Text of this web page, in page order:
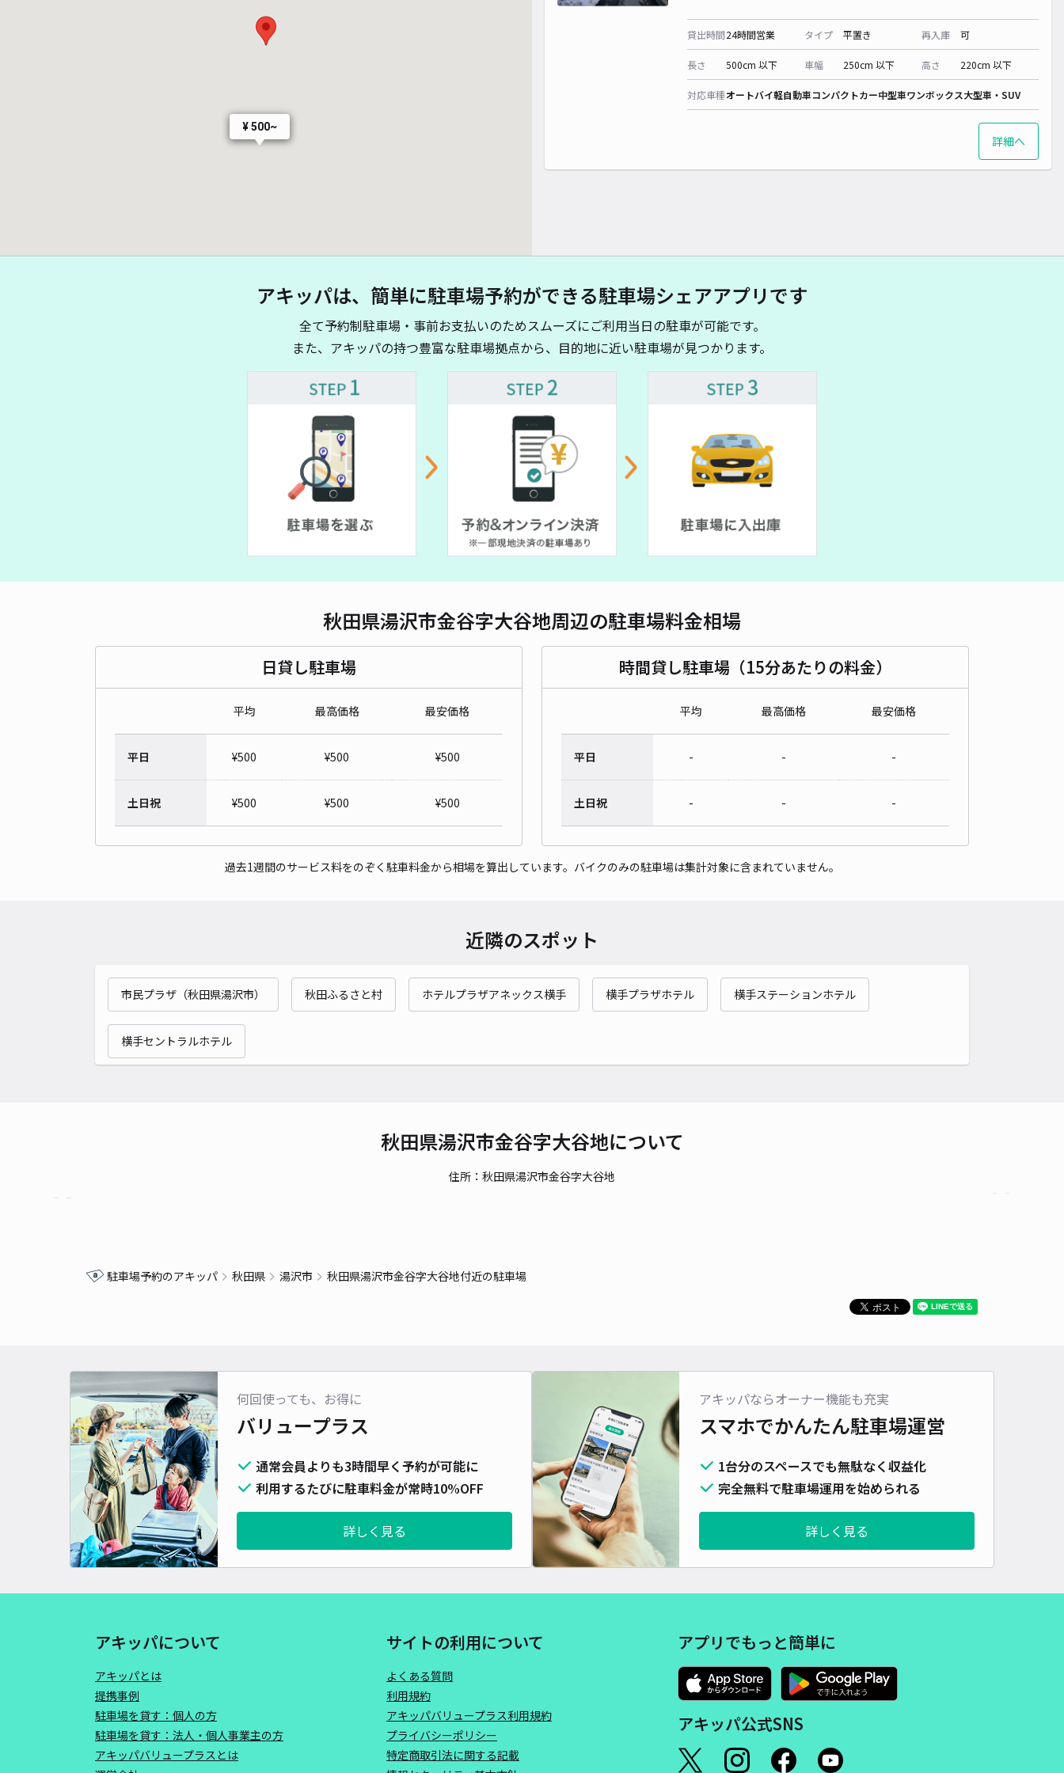
¥ 500~
貸出時間24時間営業 タイプ 平置き 再入庫 可
長さ 500cm 以下 車幅 250cm 以下 高さ 220cm 以下
対応車種オートバイ軽自動車コンパクトカー中型車ワンボックス大型車・SUV
詳細へ
アキッパは、簡単に駐車場予約ができる駐車場シェアアプリです
全て予約制駐車場・事前お支払いのためスムーズにご利用当日の駐車が可能です。
また、アキッパの持つ豊富な駐車場拠点から、目的地に近い駐車場が見つかります。
秋田県湯沢市金谷字大谷地周辺の駐車場料金相場
日貸し駐車場
平均 最高価格 最安価格
平日 ¥500 ¥500 ¥500
土日祝 ¥500 ¥500 ¥500
時間貸し駐車場（15分あたりの料金）
平均 最高価格 最安価格
平日 - - -
土日祝 - - -
過去1週間のサービス料をのぞく駐車料金から相場を算出しています。バイクのみの駐車場は集計対象に含まれていません。
近隣のスポット
市民プラザ（秋田県湯沢市） 秋田ふるさと村 ホテルプラザアネックス横手 横手プラザホテル 横手ステーションホテル
横手セントラルホテル
秋田県湯沢市金谷字大谷地について
住所：秋田県湯沢市金谷字大谷地
駐車場予約のアキッパ 秋田県 湯沢市 秋田県湯沢市金谷字大谷地付近の駐車場
何回使っても、お得に
バリュープラス
通常会員よりも3時間早く予約が可能に
利用するたびに駐車料金が常時10%OFF
詳しく見る
アキッパならオーナー機能も充実
スマホでかんたん駐車場運営
1台分のスペースでも無駄なく収益化
完全無料で駐車場運用を始められる
詳しく見る
アキッパについて
アキッパとは
提携事例
駐車場を貸す：個人の方
駐車場を貸す：法人・個人事業主の方
アキッパバリュープラスとは
サイトの利用について
よくある質問
利用規約
アキッパバリュープラス利用規約
プライバシーポリシー
特定商取引法に関する記載
アプリでもっと簡単に
アキッパ公式SNS